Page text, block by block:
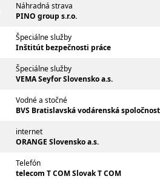
Náhradná strava
PINO group s.r.o.
Špeciálne služby
Inštitút bezpečnosti práce
Špeciálne služby
VEMA Seyfor Slovensko a.s.
Vodné a stočné
BVS Bratislavská vodárenská
internet
ORANGE Slovensko a.s.
Telefón
telecom T COM Slovak T COM